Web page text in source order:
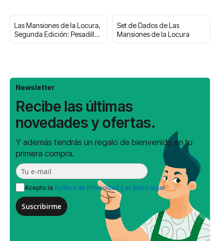
Las Mansiones de la Locura,
Segunda Edición: Pesadillas
Recurrentes
Set de Dados de Las
Mansiones de la Locura
Newsletter
Recibe las últimas
novedades y ofertas.
Y además tendrás un regalo de bienvenida en tu
primera compra.
Acepto la Política de Privacidad y el Aviso legal
Suscribirme